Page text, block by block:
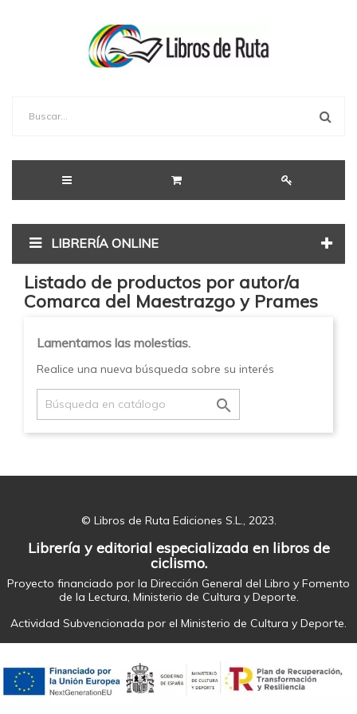
LIBRERÍA ONLINE
Listado de productos por autor/a
Comarca del Maestrazgo y Prames
Lamentamos las molestias.
Realice una nueva búsqueda sobre su interés

© Libros de Ruta Ediciones S.L., 2023.
Librería y editorial especializada en libros de
ciclismo.
Proyecto financiado por la Dirección General del Libro y Fomento
de la Lectura, Ministerio de Cultura y Deporte.
Actividad Subvencionada por el Ministerio de Cultura y Deporte.